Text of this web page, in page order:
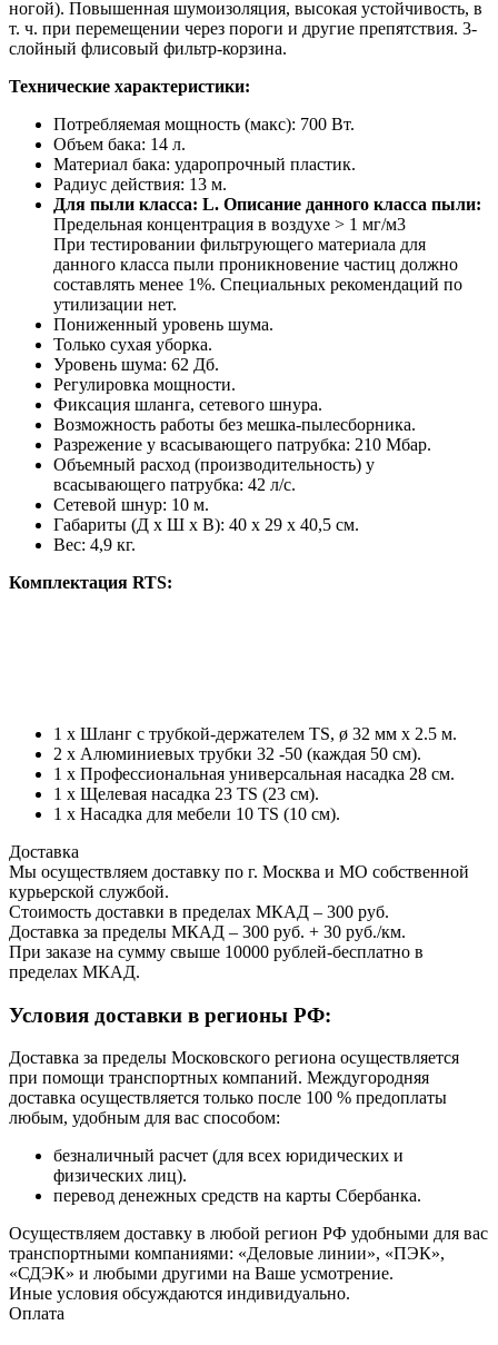
ногой). Повышенная шумоизоляция, высокая устойчивость, в
т. ч. при перемещении через пороги и другие препятствия. 3-
слойный флисовый фильтр-корзина.
Технические характеристики:
Потребляемая мощность (макс): 700 Вт.
Объем бака: 14 л.
Материал бака: ударопрочный пластик.
Радиус действия: 13 м.
Для пыли класса: L. Описание данного класса пыли:
Предельная концентрация в воздухе > 1 мг/м3
При тестировании фильтрующего материала для
данного класса пыли проникновение частиц должно
составлять менее 1%. Специальных рекомендаций по
утилизации нет.
Пониженный уровень шума.
Только сухая уборка.
Уровень шума: 62 Дб.
Регулировка мощности.
Фиксация шланга, сетевого шнура.
Возможность работы без мешка-пылесборника.
Разрежение у всасывающего патрубка: 210 Мбар.
Объемный расход (производительность) у
всасывающего патрубка: 42 л/с.
Сетевой шнур: 10 м.
Габариты (Д х Ш х В): 40 х 29 х 40,5 см.
Вес: 4,9 кг.
Комплектация RTS:
1 x Шланг с трубкой-держателем TS, ø 32 мм x 2.5 м.
2 x Алюминиевых трубки 32 -50 (каждая 50 см).
1 x Профессиональная универсальная насадка 28 см.
1 x Щелевая насадка 23 TS (23 cм).
1 x Насадка для мебели 10 TS (10 cм).
Доставка
Мы осуществляем доставку по г. Москва и МО собственной
курьерской службой.
Стоимость доставки в пределах МКАД – 300 руб.
Доставка за пределы МКАД – 300 руб. + 30 руб./км.
При заказе на сумму свыше 10000 рублей-бесплатно в
пределах МКАД.
Условия доставки в регионы РФ:
Доставка за пределы Московского региона осуществляется
при помощи транспортных компаний. Междугородняя
доставка осуществляется только после 100 % предоплаты
любым, удобным для вас способом:
безналичный расчет (для всех юридических и
физических лиц).
перевод денежных средств на карты Сбербанка.
Осуществляем доставку в любой регион РФ удобными для вас
транспортными компаниями: «Деловые линии», «ПЭК»,
«СДЭК» и любыми другими на Ваше усмотрение.
Иные условия обсуждаются индивидуально.
Оплата